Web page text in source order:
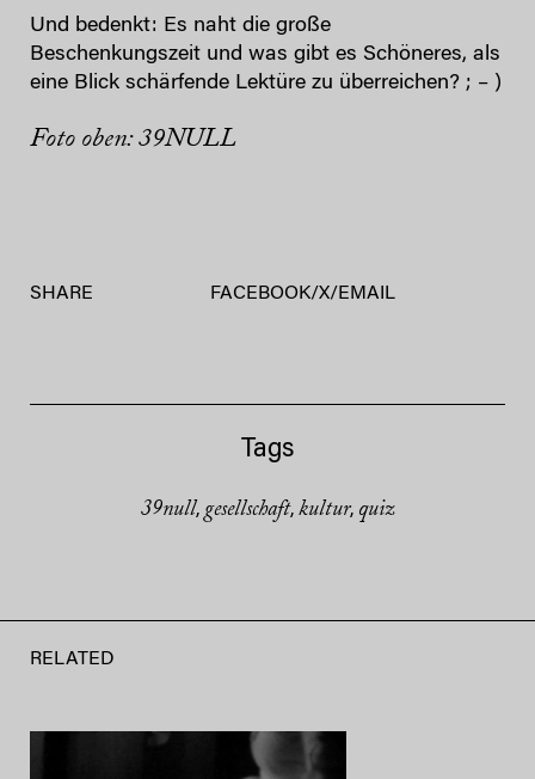
Und bedenkt: Es naht die große
Beschenkungszeit und was gibt es Schöneres, als
eine Blick schärfende Lektüre zu überreichen? ; – )
Foto oben: 39NULL
SHARE FACEBOOK/X/ EMAIL
Tags
39null, gesellschaft, kultur, quiz
RELATED